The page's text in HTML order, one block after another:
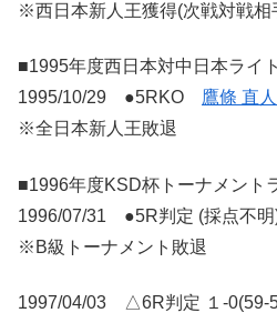
※西日本新人王獲得(次戦対戦相
■1995年度西日本対中日本ライ
1995/10/29 ●5RKO 鷹條 直
※全日本新人王敗退
■1996年度KSD杯トーナメント
1996/07/31 ●5R判定 (採点不
※B級トーナメント敗退
1997/04/03 △6R判定 １-0(59-